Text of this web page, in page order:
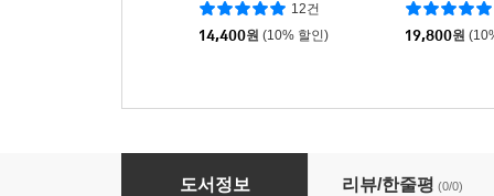
12건
14,400원 (10% 할인) 19,800원
조직개발 중심 팀코칭
도서정보 리뷰/한줄평 (0/0)